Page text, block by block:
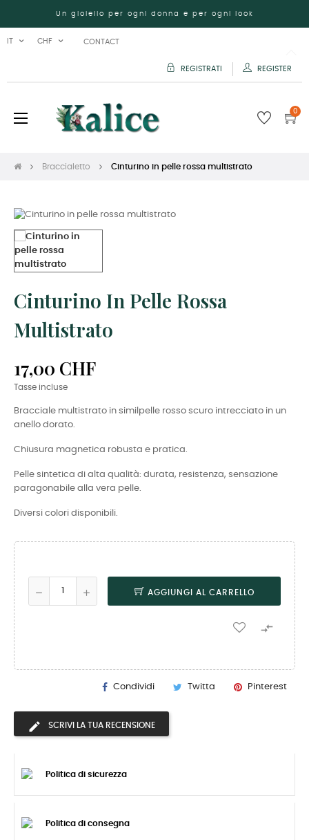
Un gioiello per ogni donna e per ogni look
IT CHF CONTACT
REGISTRATI REGISTER
navigazione
☰ 0
Braccialetto Cinturino in pelle rossa multistrato
Cinturino In Pelle Rossa
Multistrato
17,00 CHF
Tasse incluse
Bracciale multistrato in similpelle rosso scuro intrecciato in un
anello dorato.
Chiusura magnetica robusta e pratica.
Pelle sintetica di alta qualità: durata, resistenza, sensazione
paragonabile alla vera pelle.
Diversi colori disponibili.
AGGIUNGI AL CARRELLO

Condividi Twitta Pinterest
SCRIVI LA TUA RECENSIONE
Politica di sicurezza
Politica di consegna